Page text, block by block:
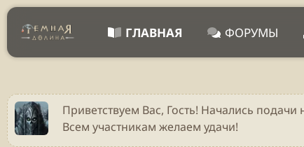
ГЛАВНАЯ ФОРУМЫ
Приветствуем Вас, Гость! Начались подачи
Всем участникам желаем удачи!